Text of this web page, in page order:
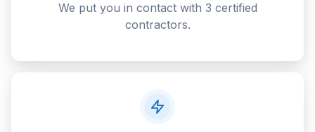
We put you in contact with 3 certified
contractors.